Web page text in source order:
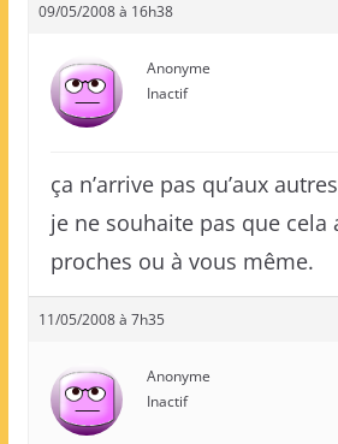
09/05/2008 à 16h38
Anonyme
Inactif
ça n’arrive pas qu’aux autres
je ne souhaite pas que cela
proches ou à vous même.
11/05/2008 à 7h35
Anonyme
Inactif